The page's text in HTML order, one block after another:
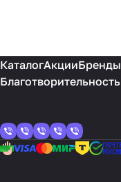
КаталогАкцииБренды
Благотворительность